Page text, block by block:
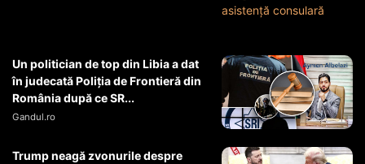
Un politician de top din Libia a dat
în judecată Poliția de Frontieră din
România după ce SR...
Gandul.ro
Trump neagă zvonurile despre